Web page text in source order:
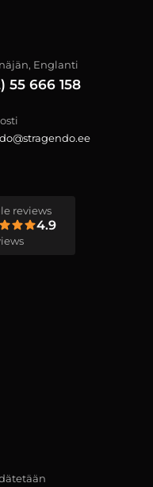
Englanti
55 666 158
reviews
4.9